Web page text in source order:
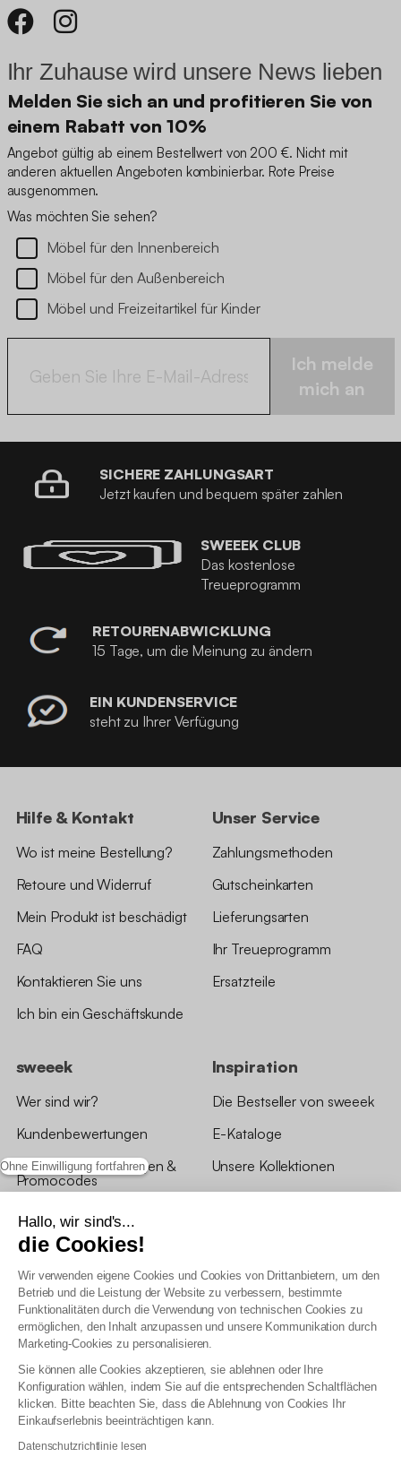
Ohne Einwilligung fortfahren
Hallo, wir sind's...
die Cookies!
Wir verwenden eigene Cookies und Cookies von Drittanbietern, um den
Betrieb und die Leistung der Website zu verbessern, bestimmte
Funktionalitäten durch die Verwendung von technischen Cookies zu
ermöglichen, den Inhalt anzupassen und unsere Kommunikation durch
Marketing-Cookies zu personalisieren.
Sie können alle Cookies akzeptieren, sie ablehnen oder Ihre
Konfiguration wählen, indem Sie auf die entsprechenden Schaltflächen
klicken. Bitte beachten Sie, dass die Ablehnung von Cookies Ihr
Einkaufserlebnis beeinträchtigen kann.
Datenschutzrichtlinie lesen
Ihr Zuhause wird unsere News lieben
Melden Sie sich an und profitieren Sie von
einem Rabatt von 10%
Angebot gültig ab einem Bestellwert von 200 €. Nicht mit
anderen aktuellen Angeboten kombinierbar. Rote Preise
ausgenommen.
Was möchten Sie sehen?
Möbel für den Innenbereich
Möbel für den Außenbereich
Möbel und Freizeitartikel für Kinder
Ich melde
mich an
SICHERE ZAHLUNGSART
Jetzt kaufen und bequem später zahlen
SWEEEK CLUB
Das kostenlose
Treueprogramm
RETOURENABWICKLUNG
15 Tage, um die Meinung zu ändern
EIN KUNDENSERVICE
steht zu Ihrer Verfügung
Hilfe & Kontakt
Wo ist meine Bestellung?
Retoure und Widerruf
Mein Produkt ist beschädigt
FAQ
Kontaktieren Sie uns
Ich bin ein Geschäftskunde
Unser Service
Zahlungsmethoden
Gutscheinkarten
Lieferungsarten
Ihr Treueprogramm
Ersatzteile
sweeek
Wer sind wir?
Kundenbewertungen
*Angebotsbedingungen &
Promocodes
Bewertungen von sweeek
Unsere Geschäfte
Inspiration
Die Bestseller von sweeek
E-Kataloge
Unsere Kollektionen
AGB Treueprogramm
Datenschutzrichtlinien
Allgemeine Geschäftsbedingungen für Geschäftskunden
Erklärung zur Barrierefreiheit